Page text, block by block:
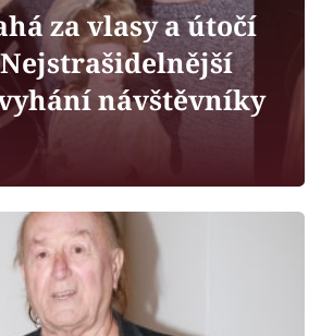
Karlovy Vary
za vlasy a útočí
návštěvníky